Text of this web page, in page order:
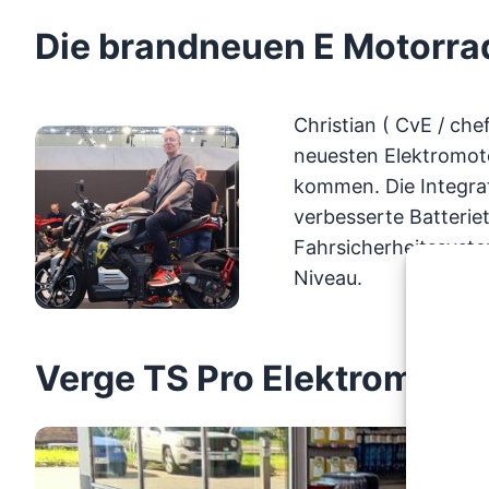
Die brandneuen E
Christian ( CvE /
neuesten
kommen. Die
verbesserte
Niveau.
Verge TS Pro